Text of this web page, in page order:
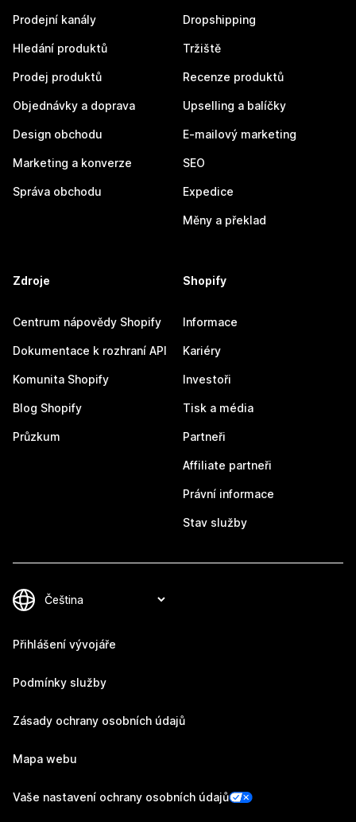
Prodejní kanály
Hledání produktů
Prodej produktů
Objednávky a doprava
Design obchodu
Marketing a konverze
Správa obchodu
Dropshipping
Tržiště
Recenze produktů
Upselling a balíčky
E-mailový marketing
SEO
Expedice
Měny a překlad
Zdroje
Centrum nápovědy Shopify
Dokumentace k rozhraní API
Komunita Shopify
Blog Shopify
Průzkum
Shopify
Informace
Kariéry
Investoři
Tisk a média
Partneři
Affiliate partneři
Právní informace
Stav služby
Přihlášení vývojáře
Podmínky služby
Zásady ochrany osobních údajů
Mapa webu
Vaše nastavení ochrany osobních údajů